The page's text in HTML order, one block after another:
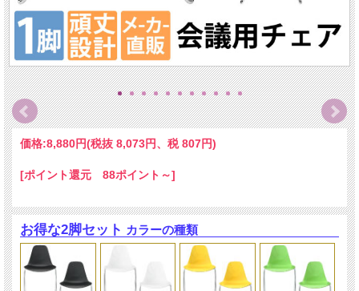
価格:8,880円(税抜 8,073円、税 807円)
[ポイント還元 88ポイント～]
お得な2脚セット カラーの種類